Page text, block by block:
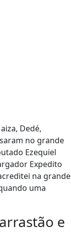
Dedé,
no grande
Ezequiel
Expedito
na grande
uma
e